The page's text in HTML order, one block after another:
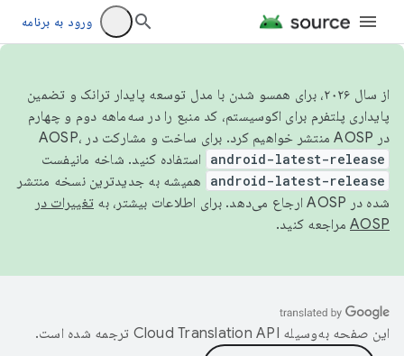
ورود به برنامه
از سال ۲۰۲۶، برای همسو شدن با مدل توسعه پایدار ترانک و تضمین
پایداری پلتفرم برای اکوسیستم، کد منبع را در سه‌ماهه دوم و چهارم
در AOSP منتشر خواهیم کرد. برای ساخت و مشارکت در AOSP،
android-latest-release استفاده کنید. شاخه مانیفست
android-latest-release
همیشه به جدیدترین نسخه منتشر
شده در AOSP ارجاع می‌دهد. برای اطلاعات بیشتر، به
تغییرات در
AOSP مراجعه کنید.
این صفحه به‌وسیله ترجمه شده است.